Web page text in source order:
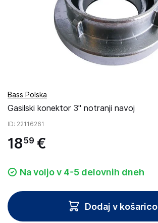
Bass Polska
Gasilski konektor 3'' notranji navoj
ID: 22116261
1859 €
Na voljo v 4-5 delovnih dneh
Dodaj v košarico